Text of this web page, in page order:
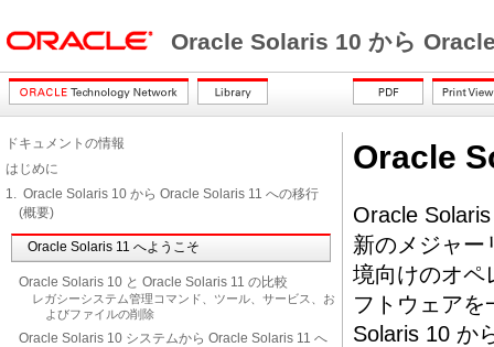
Oracle Solaris 10 から
ドキュメントの情報
はじめに
1. Oracle Solaris 10 から Oracle Solaris 11 への移行
(概要)
Oracle Solaris 11 へようこそ
Oracle Solaris 10 と Oracle Solaris 11 の比較
レガシーシステム管理コマンド、ツール、サービス、お
よびファイルの削除
Oracle Solaris 10 システムから Oracle Solaris 11 へ
Oracle
Oracle
新のメジャー
境向けのオペ
フトウェア
Solaris 10 か